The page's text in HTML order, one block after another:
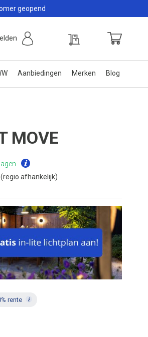
geopend
Aanbiedingen Merken Blog
MOVE
afhankelijk)
rente